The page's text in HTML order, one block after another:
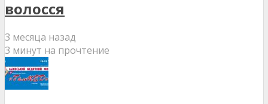
волосся
3 месяца назад
3 минут на прочтение